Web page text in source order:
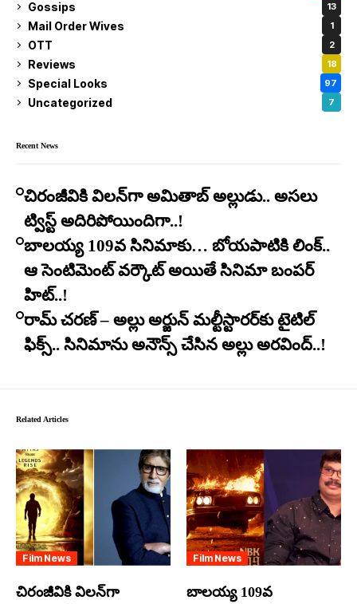
Gossips 13
Mail Order Wives 1
OTT 2
Reviews 18
Special Looks 97
Uncategorized 7
Recent News
చిరంజీవికి విలన్‌గా అమితాబ్ అల్లుడు.. అసలు
ట్విస్ట్ అదిరిపోయిందిగా..!
బాలయ్య 109వ సినిమాకు… బోయపాటికి లింక్..
ఆ సెంటిమెంట్ వర్కౌట్ అయితే సినిమా బంపర్
హిట్..!
రామ్ చరణ్ – అల్లు అర్జున్ మల్టీస్టారర్​కు టైటిల్
ఫిక్స్.. సినిమాను అనౌన్స్ చేసిన అల్లు అరవింద్..!
Related Articles
Film News
చిరంజీవికి విలన్‌గా
Film News
బాలయ్య 109వ